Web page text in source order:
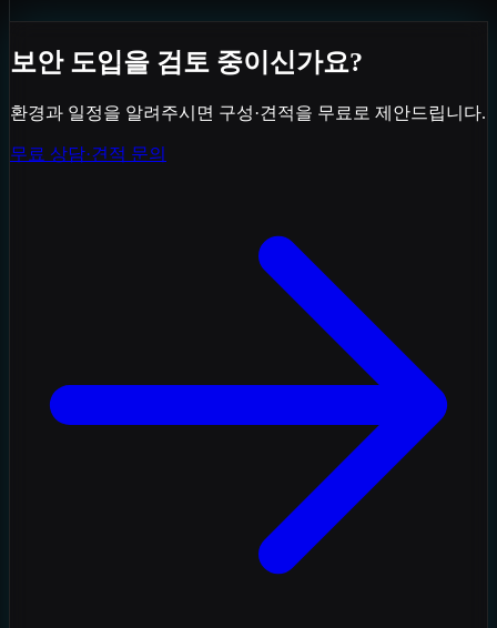
보안 도입을 검토 중이신가요?
환경과 일정을 알려주시면 구성·견적을 무료로 제안드립니다.
무료 상담·견적 문의